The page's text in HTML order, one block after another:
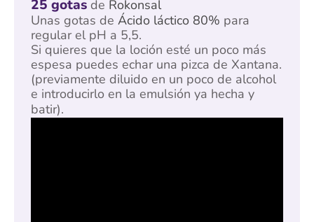
25 gotas de Rokonsal
Unas gotas de Ácido láctico 80% para
regular el pH a 5,5.
Si quieres que la loción esté un poco más
espesa puedes echar una pizca de Xantana.
(previamente diluido en un poco de alcohol
e introducirlo en la emulsión ya hecha y
batir).